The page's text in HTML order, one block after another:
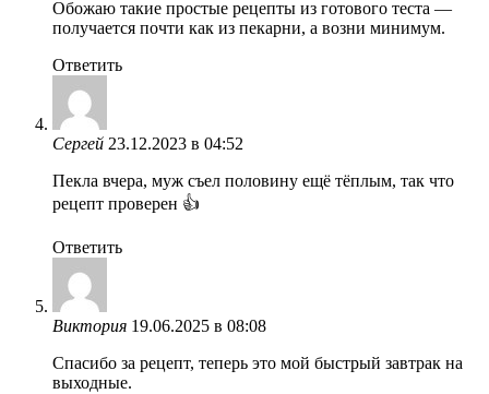
Обожаю такие простые рецепты из готового теста —
получается почти как из пекарни, а возни минимум.
Ответить
Сергей 23.12.2023 в 04:52
Пекла вчера, муж съел половину ещё тёплым, так что
рецепт проверен 👍
Ответить
Виктория 19.06.2025 в 08:08
Спасибо за рецепт, теперь это мой быстрый завтрак на
выходные.